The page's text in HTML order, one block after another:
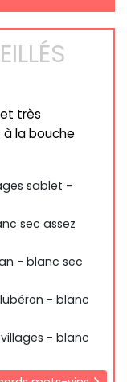
très
la bouche
sablet -
sec assez
- blanc sec
- blanc
- blanc